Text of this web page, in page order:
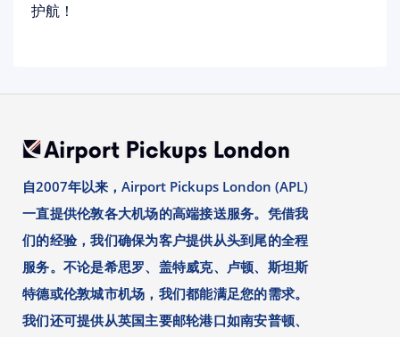
护航！
自2007年以来，Airport Pickups London (APL)
一直提供伦敦各大机场的高端接送服务。凭借我
们的经验，我们确保为客户提供从头到尾的全程
服务。不论是希思罗、盖特威克、卢顿、斯坦斯
特德或伦敦城市机场，我们都能满足您的需求。
我们还可提供从英国主要邮轮港口如南安普顿、